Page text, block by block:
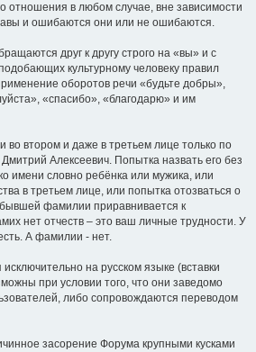
отношения в любом случае, вне зависимости
и ошибаются они или не ошибаются.
друг к другу строго на «вы» и с
культурному человеку правил
оборотов речи «будьте добры»,
«спасибо», «благодарю» и им
во втором и даже в третьем лице только по
Алексеевич. Попытка назвать его без
имени словно ребёнка или мужика, или
в третьем лице, или попытка отозваться о
фамилии приравнивается к
нет отчеств – это ваш личные трудности. У
А фамилии - нет.
на русском языке (вставки
при условии того, что они заведомо
либо сопровождаются переводом
засорение Форума крупными кусками